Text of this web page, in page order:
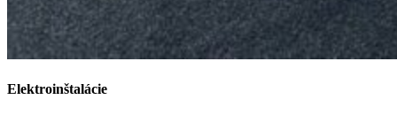
Elektroinštalácie